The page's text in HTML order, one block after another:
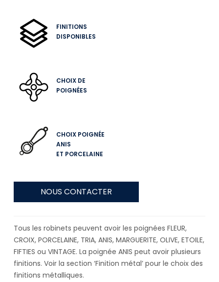
FINITIONS
DISPONIBLES
CHOIX DE
POIGNÉES
CHOIX POIGNÉE
ANIS
ET PORCELAINE
NOUS CONTACTER
Tous les robinets peuvent avoir les poignées FLEUR,
CROIX, PORCELAINE, TRIA, ANIS, MARGUERITE, OLIVE, ETOILE,
FIFTIES ou VINTAGE. La poignée ANIS peut avoir plusieurs
finitions. Voir la section ‘Finition métal’ pour le choix des
finitions métalliques.